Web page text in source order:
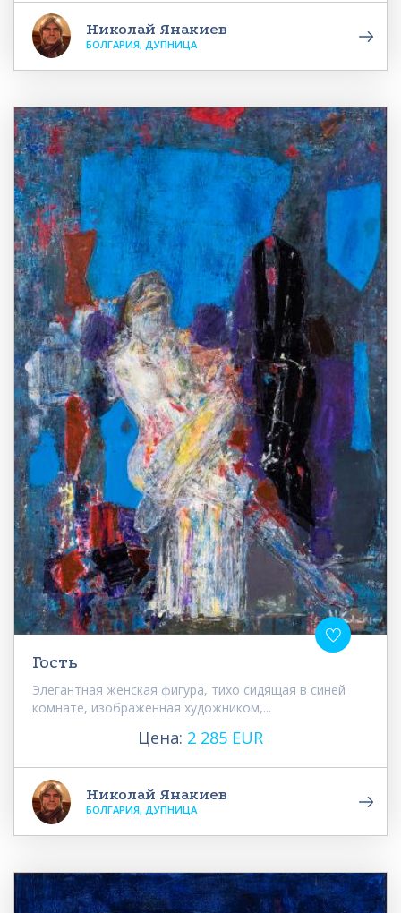
Николай Янакиев
БОЛГАРИЯ, ДУПНИЦА
Гость
Элегантная женская фигура, тихо сидящая в синей
комнате, изображенная художником,...
Цена: 2 285 EUR
Николай Янакиев
БОЛГАРИЯ, ДУПНИЦА